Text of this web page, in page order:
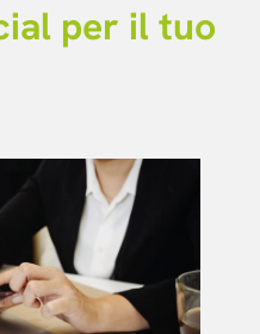
per il tuo